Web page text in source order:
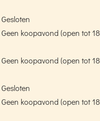
Gesloten
Geen koopavond (open tot 18
Geen koopavond (open tot 18
Gesloten
Geen koopavond (open tot 18